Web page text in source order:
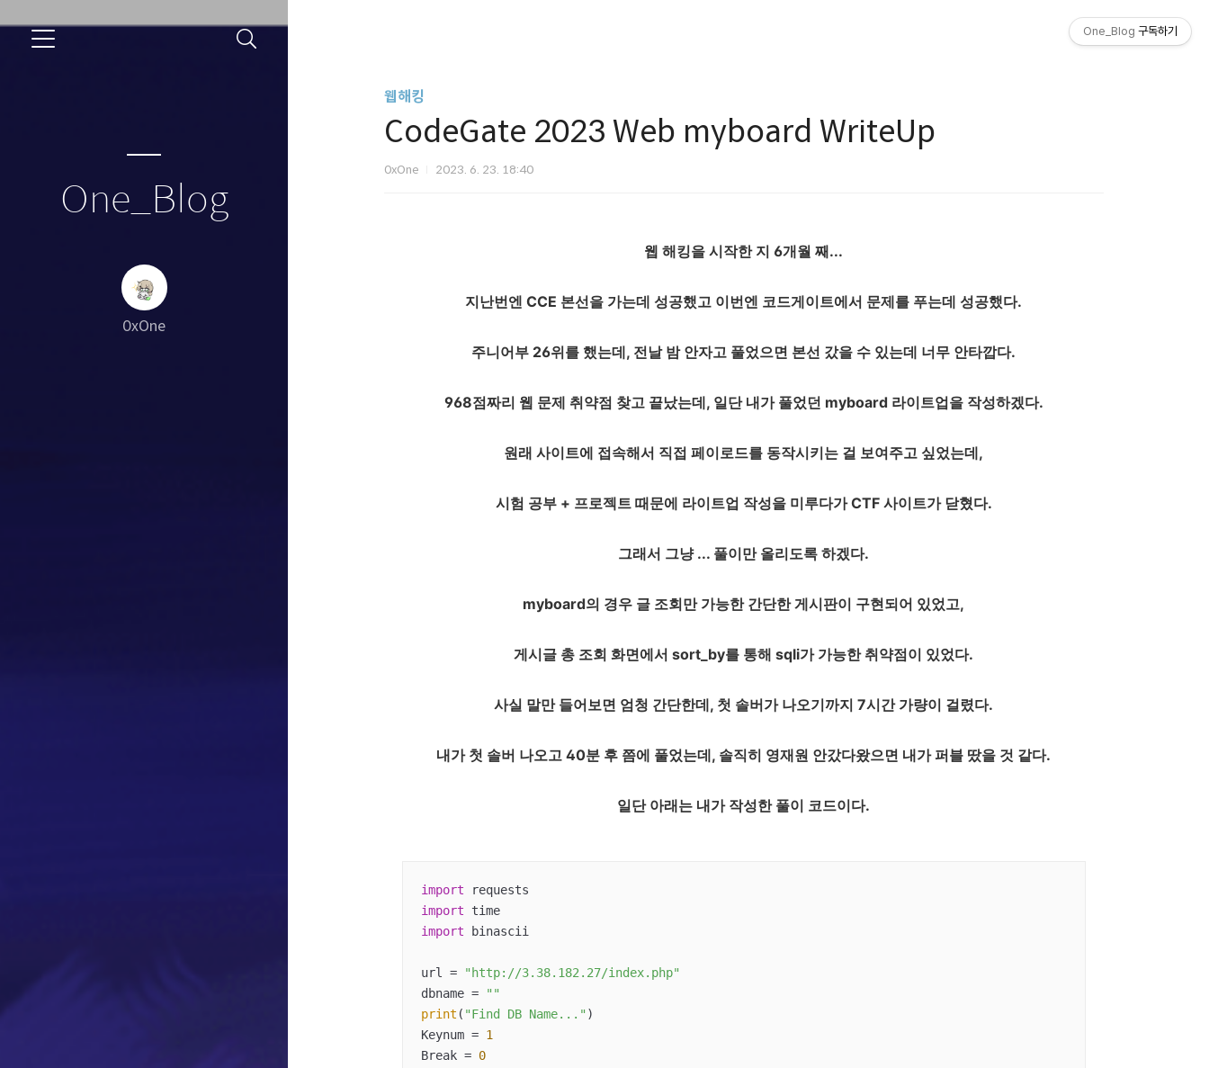
One_Blog
0xOne
웹해킹
CodeGate 2023 Web myboard WriteUp
0xOne 2023. 6. 23. 18:40
웹 해킹을 시작한 지 6개월 째...
지난번엔 CCE 본선을 가는데 성공했고 이번엔 코드게이트에서 문제를 푸는데 성공했다.
주니어부 26위를 했는데, 전날 밤 안자고 풀었으면 본선 갔을 수 있는데 너무 안타깝다.
968점짜리 웹 문제 취약점 찾고 끝났는데, 일단 내가 풀었던 myboard 라이트업을 작성하겠다.
원래 사이트에 접속해서 직접 페이로드를 동작시키는 걸 보여주고 싶었는데,
시험 공부 + 프로젝트 때문에 라이트업 작성을 미루다가 CTF 사이트가 닫혔다.
그래서 그냥 ... 풀이만 올리도록 하겠다.
myboard의 경우 글 조회만 가능한 간단한 게시판이 구현되어 있었고,
게시글 총 조회 화면에서 sort_by를 통해 sqli가 가능한 취약점이 있었다.
사실 말만 들어보면 엄청 간단한데, 첫 솔버가 나오기까지 7시간 가량이 걸렸다.
내가 첫 솔버 나오고 40분 후 쯤에 풀었는데, 솔직히 영재원 안갔다왔으면 내가 퍼블 땄을 것 같다.
일단 아래는 내가 작성한 풀이 코드이다.
import
import
time
import binascii
url =
"http://3.38.182.27/index.php"
dbname =
""
print ( "Find DB Name..." )
Keynum = 1
Break = 0
One_Blog 구독하기